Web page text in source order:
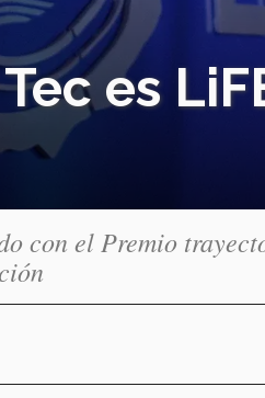
es
con el Premio